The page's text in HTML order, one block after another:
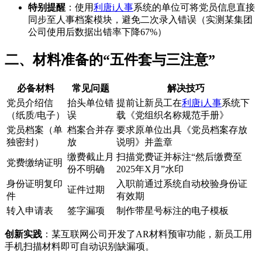
特别提醒 ：使用利唐i人事系统的单位可将党员信息直接
同步至人事档案模块，避免二次录入错误（实测某集团
公司使用后数据出错率下降67%）
二、材料准备的“五件套与三注意”
必备材料 常见问题
解决技巧
党员介绍信
（纸质/电子）
抬头单位错
误
提前让新员工在利唐i人事系统下
载《党组织名称规范手册》
党员档案（单
独密封）
档案合并存
放
要求原单位出具《党员档案存放
说明》并盖章
党费缴纳证明
缴费截止月
份不明确
扫描党费证并标注“然后缴费至
2025年X月”水印
身份证明复印
件
证件过期
入职前通过系统自动校验身份证
有效期
转入申请表
签字漏项 制作带星号标注的电子模板
创新实践 ：某互联网公司开发了AR材料预审功能，新员工用
手机扫描材料即可自动识别缺漏项。